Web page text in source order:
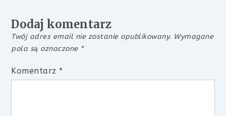
Dodaj komentarz
Twój adres email nie zostanie opublikowany. Wymagane
pola są oznaczone *
Komentarz *